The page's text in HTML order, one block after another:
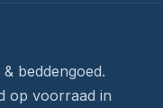
beddengoed.
op voorraad in